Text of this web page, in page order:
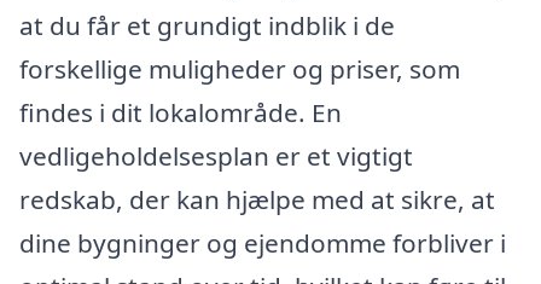
at du får et grundigt indblik i de
forskellige muligheder og priser, som
findes i dit lokalområde. En
vedligeholdelsesplan er et vigtigt
redskab, der kan hjælpe med at sikre, at
dine bygninger og ejendomme forbliver i